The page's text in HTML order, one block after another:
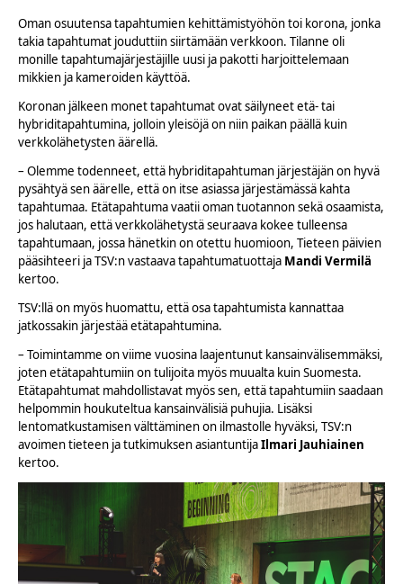
Oman osuutensa tapahtumien kehittämistyöhön toi korona, jonka
takia tapahtumat jouduttiin siirtämään verkkoon. Tilanne oli
monille tapahtumajärjestäjille uusi ja pakotti harjoittelemaan
mikkien ja kameroiden käyttöä.
Koronan jälkeen monet tapahtumat ovat säilyneet etä- tai
hybriditapahtumina, jolloin yleisöjä on niin paikan päällä kuin
verkkolähetysten äärellä.
– Olemme todenneet, että hybriditapahtuman järjestäjän on hyvä
pysähtyä sen äärelle, että on itse asiassa järjestämässä kahta
tapahtumaa. Etätapahtuma vaatii oman tuotannon sekä osaamista,
jos halutaan, että verkkolähetystä seuraava kokee tulleensa
tapahtumaan, jossa hänetkin on otettu huomioon, Tieteen päivien
pääsihteeri ja TSV:n vastaava tapahtumatuottaja Mandi Vermilä
kertoo.
TSV:llä on myös huomattu, että osa tapahtumista kannattaa
jatkossakin järjestää etätapahtumina.
– Toimintamme on viime vuosina laajentunut kansainvälisemmäksi,
joten etätapahtumiin on tulijoita myös muualta kuin Suomesta.
Etätapahtumat mahdollistavat myös sen, että tapahtumiin saadaan
helpommin houkuteltua kansainvälisiä puhujia. Lisäksi
lentomatkustamisen välttäminen on ilmastolle hyväksi, TSV:n
avoimen tieteen ja tutkimuksen asiantuntijaIlmari Jauhiainen
kertoo.